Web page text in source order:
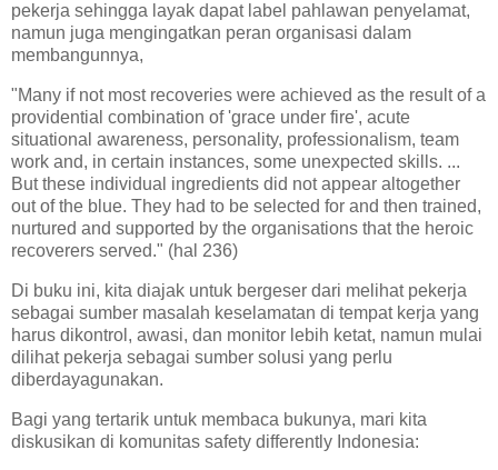
pekerja sehingga layak dapat label pahlawan penyelamat,
namun juga mengingatkan peran organisasi dalam
membangunnya,
"Many if not most recoveries were achieved as the result of a
providential combination of 'grace under fire', acute
situational awareness, personality, professionalism, team
work and, in certain instances, some unexpected skills. ...
But these individual ingredients did not appear altogether
out of the blue. They had to be selected for and then trained,
nurtured and supported by the organisations that the heroic
recoverers served." (hal 236)
Di buku ini, kita diajak untuk bergeser dari melihat pekerja
sebagai sumber masalah keselamatan di tempat kerja yang
harus dikontrol, awasi, dan monitor lebih ketat, namun mulai
dilihat pekerja sebagai sumber solusi yang perlu
diberdayagunakan.
Bagi yang tertarik untuk membaca bukunya, mari kita
diskusikan di komunitas safety differently Indonesia: